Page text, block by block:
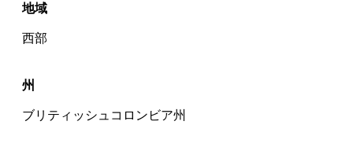
地域
西部
州
ブリティッシュコロンビア州